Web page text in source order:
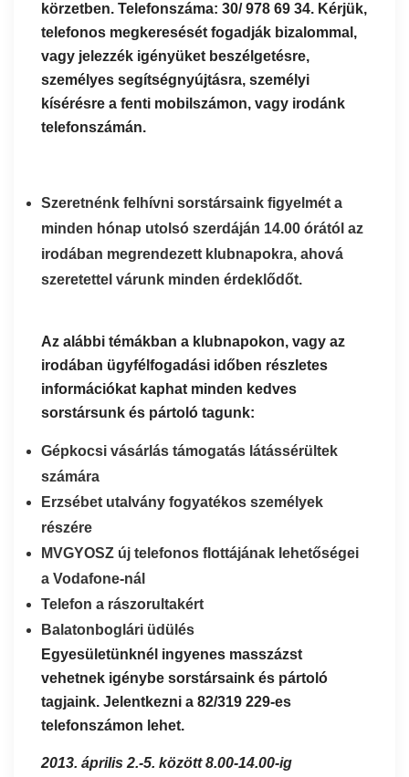
körzetben. Telefonszáma: 30/ 978 69 34. Kérjük,
telefonos megkeresését fogadják bizalommal,
vagy jelezzék igényüket beszélgetésre,
személyes segítségnyújtásra, személyi
kísérésre a fenti mobilszámon, vagy irodánk
telefonszámán.
Szeretnénk felhívni sorstársaink figyelmét a
minden hónap utolsó szerdáján 14.00 órától az
irodában megrendezett klubnapokra, ahová
szeretettel várunk minden érdeklődőt.
Az alábbi témákban a klubnapokon, vagy az
irodában ügyfélfogadási időben részletes
információkat kaphat minden kedves
sorstársunk és pártoló tagunk:
Gépkocsi vásárlás támogatás látássérültek
számára
Erzsébet utalvány fogyatékos személyek
részére
MVGYOSZ új telefonos flottájának lehetőségei
a Vodafone-nál
Telefon a rászorultakért
Balatonboglári üdülés
Egyesületünknél ingyenes masszázst
vehetnek igénybe sorstársaink és pártoló
tagjaink. Jelentkezni a 82/319 229-es
telefonszámon lehet.
2013. április 2.-5. között 8.00-14.00-ig